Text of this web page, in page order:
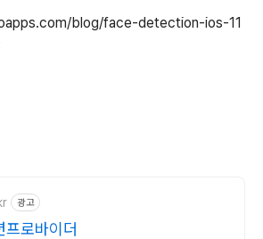
blog/face-detection-ios-11
광고
로바이더